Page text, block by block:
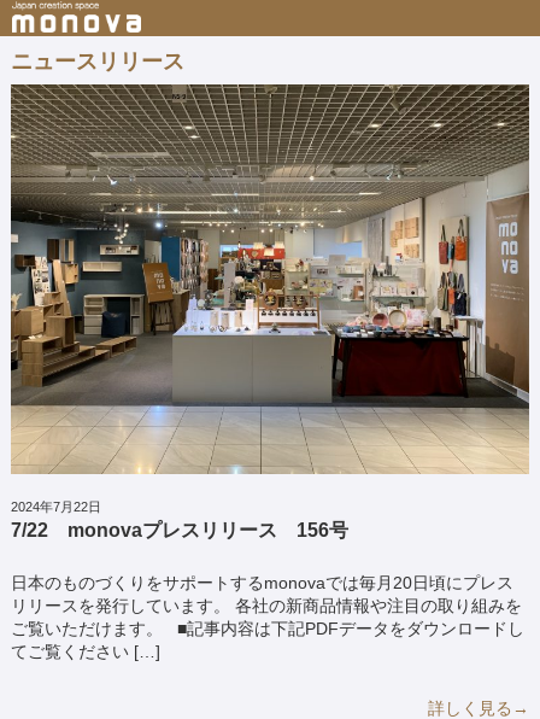
ニュースリリース
2024年7月22日
7/22 monovaプレスリリース 156号
日本のものづくりをサポートするmonovaでは毎月20日頃にプレス
リリースを発行しています。 各社の新商品情報や注目の取り組みを
ご覧いただけます。 ■記事内容は下記PDFデータをダウンロードし
てご覧ください […]
詳しく見る→